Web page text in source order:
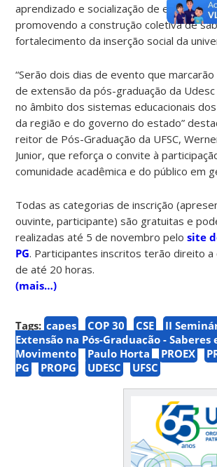
aprendizado e socialização de
promovendo a construção coletiva de
fortalecimento da inserção social da
“Serão dois dias de evento que marcarão
de extensão da pós-graduação da Udesc
no âmbito dos sistemas educacionais
da região e do governo do estado”
reitor de Pós-Graduação da UFSC,
Junior, que reforça o convite à
comunidade acadêmica e do público em
Todas as categorias de inscrição
ouvinte, participante) são gratuitas e
realizadas até 5 de novembro pelosite
PG. Participantes inscritos terão direito a
de até 20 horas.
(mais…)
Tags: capes COP 30 CSE
II
Extensão na Pós-Graduação - Saberes
Movimento
Paulo Horta PROEX
PG
PROPG UDESC UFSC